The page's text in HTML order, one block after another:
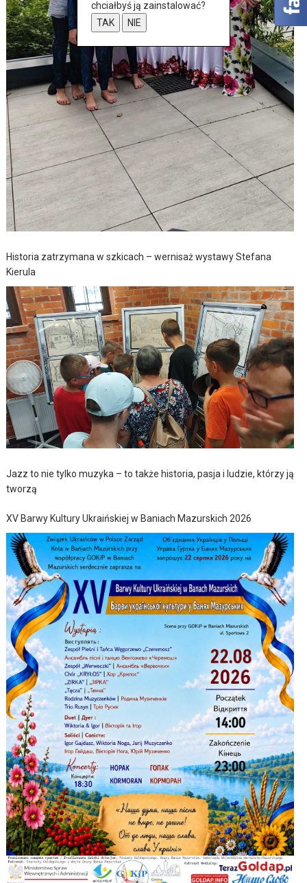
Historia zatrzymana w szkicach – wernisaż wystawy Stefana
Kierula
Jazz to nie tylko muzyka – to także historia, pasja i ludzie, którzy ją
tworzą
XV Barwy Kultury Ukraińskiej w Baniach Mazurskich 2026
chciałbyś ją zainstalować?
TAK
NIE